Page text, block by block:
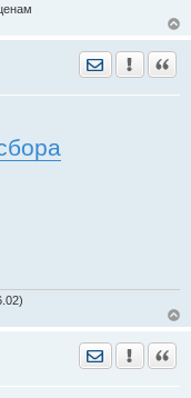
Отправить
Отправить